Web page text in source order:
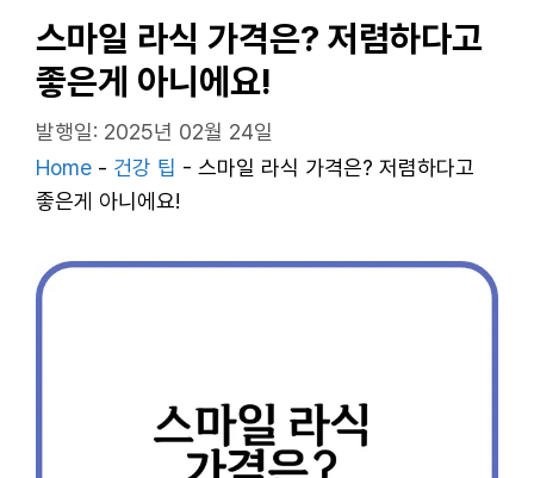
스마일 라식 가격은? 저렴하다고
좋은게 아니에요!
발행일: 2025년 02월 24일
Home - 건강 팁 - 스마일 라식 가격은? 저렴하다고
좋은게 아니에요!